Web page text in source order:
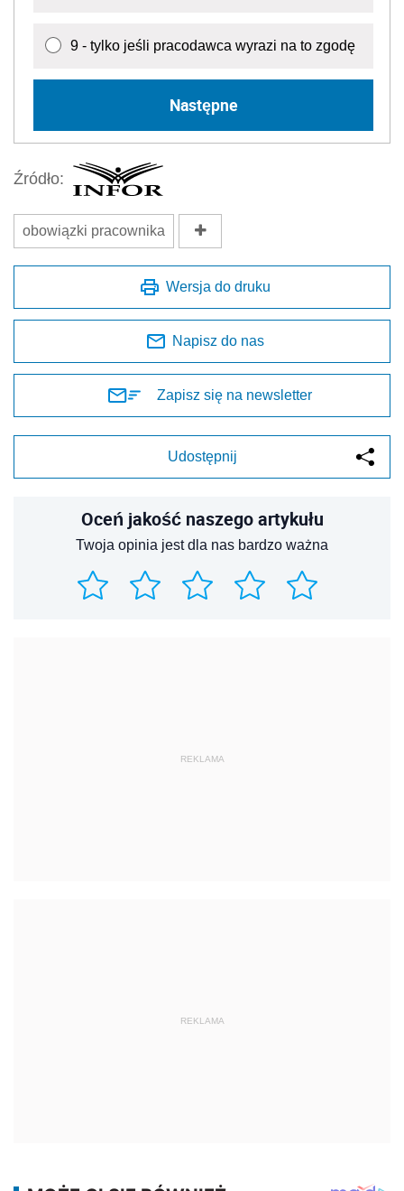
9 - tylko jeśli pracodawca wyrazi na to zgodę
Następne
Źródło:
obowiązki pracownika
Wersja do druku
Napisz do nas
Zapisz się na newsletter
Udostępnij
Oceń jakość naszego artykułu
Twoja opinia jest dla nas bardzo ważna
REKLAMA
REKLAMA